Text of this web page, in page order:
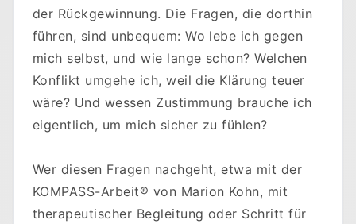
der Rückgewinnung. Die Fragen, die dorthin
führen, sind unbequem: Wo lebe ich gegen
mich selbst, und wie lange schon? Welchen
Konflikt umgehe ich, weil die Klärung teuer
wäre? Und wessen Zustimmung brauche ich
eigentlich, um mich sicher zu fühlen?
Wer diesen Fragen nachgeht, etwa mit der
KOMPASS-Arbeit® von Marion Kohn, mit
therapeutischer Begleitung oder Schritt für